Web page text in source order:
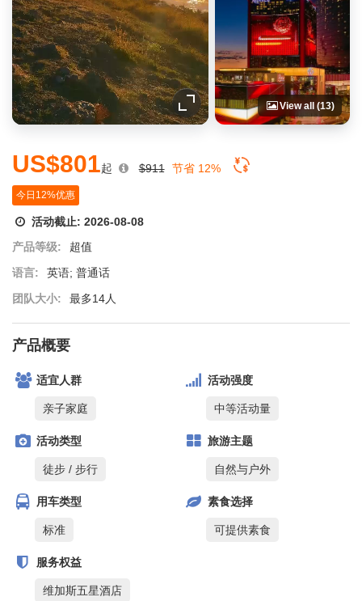
View all (13)
US$801起 $911 节省 12%
今日12%优惠
活动截止: 2026-08-08
产品等级:
超值
语言:
英语; 普通话
团队大小:
最多14人
产品概要
适宜人群
亲子家庭
活动强度
中等活动量
活动类型
徒步 / 步行
旅游主题
自然与户外
用车类型
标准
素食选择
可提供素食
服务权益
维加斯五星酒店